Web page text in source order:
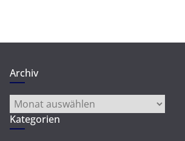
Archiv
Archiv
Kategorien